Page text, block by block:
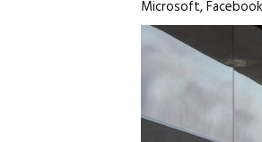
Microsoft,